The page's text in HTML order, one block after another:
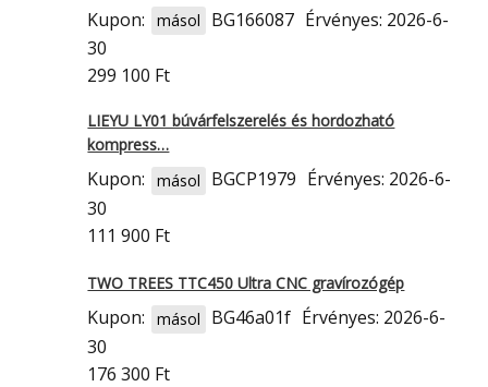
Kupon: másol BG166087 Érvényes: 2026-6-
30
299 100 Ft
LIEYU LY01 búvárfelszerelés és hordozható
kompress…
Kupon: másol BGCP1979 Érvényes: 2026-6-
30
111 900 Ft
TWO TREES TTC450 Ultra CNC gravírozógép
Kupon: másol BG46a01f Érvényes: 2026-6-
30
176 300 Ft